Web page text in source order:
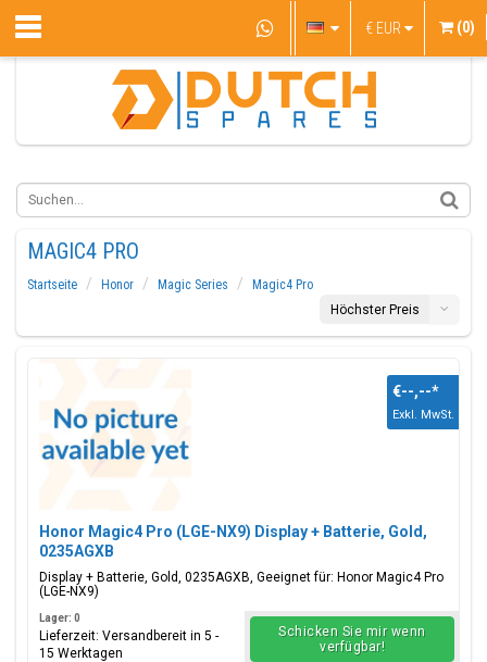
€ EUR (0)
MAGIC4 PRO
Startseite Honor Magic Series
Magic4 Pro
Höchster Preis
Honor Magic4 Pro (LGE-NX9) Display + Batterie, Gold,
0235AGXB
Display + Batterie, Gold, 0235AGXB, Geeignet für: Honor Magic4 Pro
(LGE-NX9)
€--,--*
Exkl. MwSt.
Lager: 0
Lieferzeit: Versandbereit in 5 -
15 Werktagen
Schicken Sie mir wenn
verfügbar!